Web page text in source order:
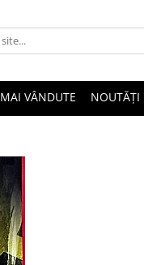
VÂNDUTE NOUTĂȚI